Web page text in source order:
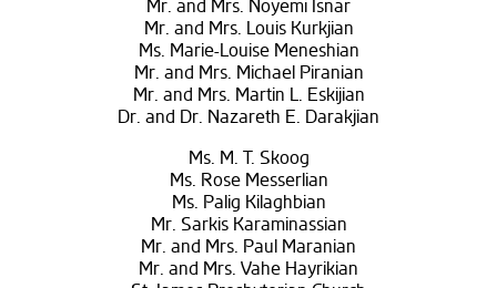
Mr. and Mrs. Noyemi Isnar
Mr. and Mrs. Louis Kurkjian
Ms. Marie-Louise Meneshian
Mr. and Mrs. Michael Piranian
Mr. and Mrs. Martin L. Eskijian
Dr. and Dr. Nazareth E. Darakjian
Ms. M. T. Skoog
Ms. Rose Messerlian
Ms. Palig Kilaghbian
Mr. Sarkis Karaminassian
Mr. and Mrs. Paul Maranian
Mr. and Mrs. Vahe Hayrikian